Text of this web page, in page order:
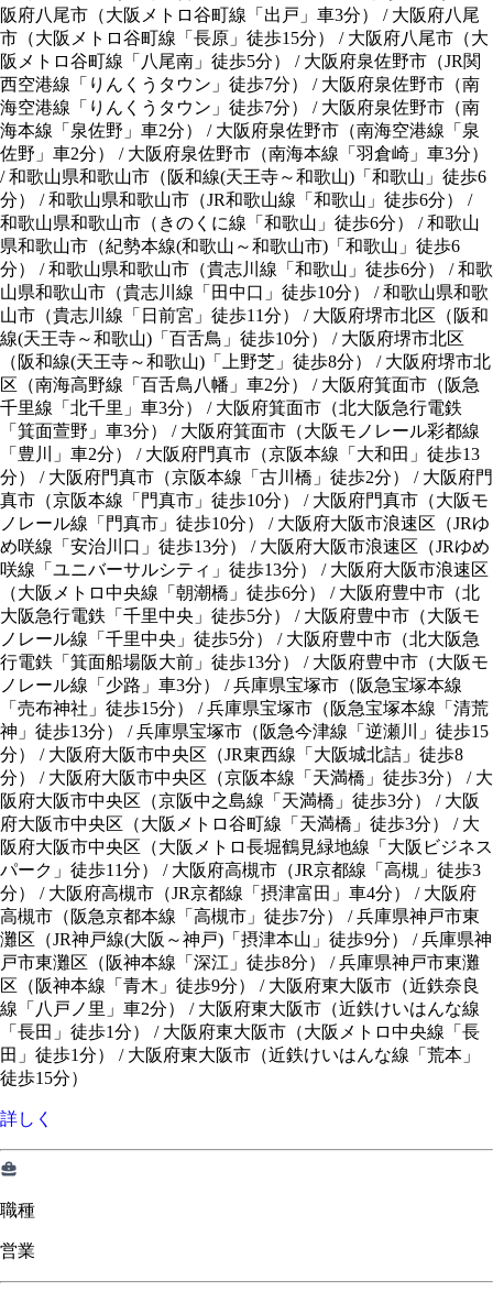
阪府八尾市（大阪メトロ谷町線「出戸」車3分）
/ 大阪府八尾
市（大阪メトロ谷町線「長原」徒歩15分）
/ 大阪府八尾市（大
阪メトロ谷町線「八尾南」徒歩5分）
/ 大阪府泉佐野市（JR関
西空港線「りんくうタウン」徒歩7分）
/ 大阪府泉佐野市（南
海空港線「りんくうタウン」徒歩7分）
/ 大阪府泉佐野市（南
海本線「泉佐野」車2分）
/ 大阪府泉佐野市（南海空港線「泉
佐野」車2分）
/ 大阪府泉佐野市（南海本線「羽倉崎」車3分）
/和歌山県和歌山市（阪和線(天王寺～和歌山)「和歌山」徒歩6
分）
/和歌山県和歌山市（JR和歌山線「和歌山」徒歩6分）
/
和歌山県和歌山市（きのくに線「和歌山」徒歩6分）
/和歌山
県和歌山市（紀勢本線(和歌山～和歌山市)「和歌山」徒歩6
分）
/和歌山県和歌山市（貴志川線「和歌山」徒歩6分） /和歌
山県和歌山市（貴志川線「田中口」徒歩10分）
/和歌山県和歌
山市（貴志川線「日前宮」徒歩11分）
/ 大阪府堺市北区（阪和
線(天王寺～和歌山)「百舌鳥」徒歩10分）
/ 大阪府堺市北区
（阪和線(天王寺～和歌山)「上野芝」徒歩8分）
/ 大阪府堺市北
区（南海高野線「百舌鳥八幡」車2分）
/ 大阪府箕面市（阪急
千里線「北千里」車3分）
/ 大阪府箕面市（北大阪急行電鉄
「箕面萱野」車3分）
/ 大阪府箕面市（大阪モノレール彩都線
「豊川」車2分）
/ 大阪府門真市（京阪本線「大和田」徒歩13
分）
/ 大阪府門真市（京阪本線「古川橋」徒歩2分） / 大阪府門
真市（京阪本線「門真市」徒歩10分）
/ 大阪府門真市（大阪モ
ノレール線「門真市」徒歩10分）
/ 大阪府大阪市浪速区（JRゆ
め咲線「安治川口」徒歩13分）
/ 大阪府大阪市浪速区（JRゆめ
咲線「ユニバーサルシティ」徒歩13分）
/ 大阪府大阪市浪速区
（大阪メトロ中央線「朝潮橋」徒歩6分）
/ 大阪府豊中市（北
大阪急行電鉄「千里中央」徒歩5分）
/ 大阪府豊中市（大阪モ
ノレール線「千里中央」徒歩5分）
/ 大阪府豊中市（北大阪急
行電鉄「箕面船場阪大前」徒歩13分）
/ 大阪府豊中市（大阪モ
ノレール線「少路」車3分）
/兵庫県宝塚市（阪急宝塚本線
「売布神社」徒歩15分）
/兵庫県宝塚市（阪急宝塚本線「清荒
神」徒歩13分）
/兵庫県宝塚市（阪急今津線「逆瀬川」徒歩15
分）
/ 大阪府大阪市中央区（JR東西線「大阪城北詰」徒歩8
分）
/ 大阪府大阪市中央区（京阪本線「天満橋」徒歩3分） / 大
阪府大阪市中央区（京阪中之島線「天満橋」徒歩3分）
/ 大阪
府大阪市中央区（大阪メトロ谷町線「天満橋」徒歩3分）
/ 大
阪府大阪市中央区（大阪メトロ長堀鶴見緑地線「大阪ビジネス
パーク」徒歩11分）
/ 大阪府高槻市（JR京都線「高槻」徒歩3
分）
/ 大阪府高槻市（JR京都線「摂津富田」車4分） / 大阪府
高槻市（阪急京都本線「高槻市」徒歩7分）
/兵庫県神戸市東
灘区（JR神戸線(大阪～神戸)「摂津本山」徒歩9分）
/兵庫県神
戸市東灘区（阪神本線「深江」徒歩8分）
/兵庫県神戸市東灘
区（阪神本線「青木」徒歩9分）
/ 大阪府東大阪市（近鉄奈良
線「八戸ノ里」車2分）
/ 大阪府東大阪市（近鉄けいはんな線
「長田」徒歩1分）
/ 大阪府東大阪市（大阪メトロ中央線「長
田」徒歩1分）
/ 大阪府東大阪市（近鉄けいはんな線「荒本」
徒歩15分）
詳しく
職種
営業